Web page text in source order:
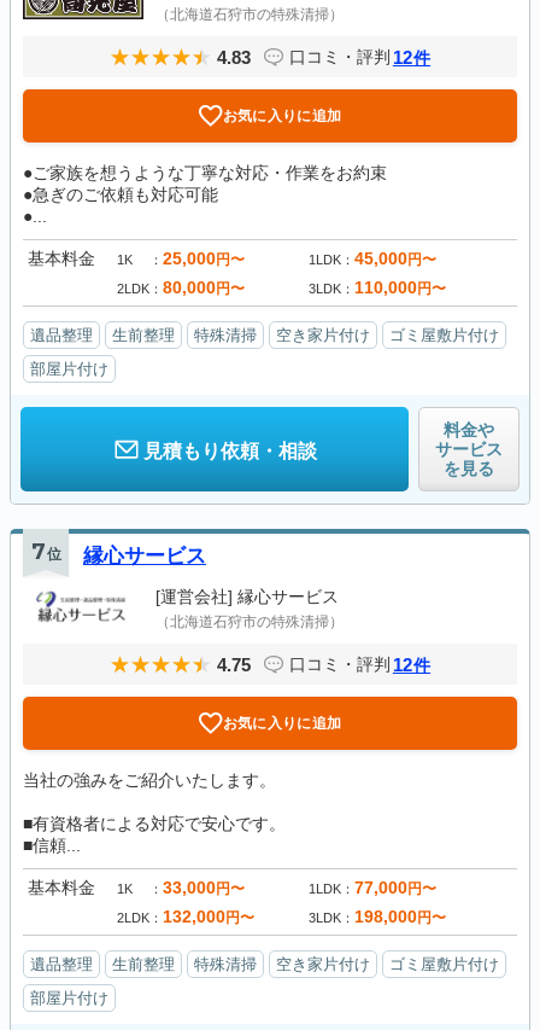
（北海道石狩市の特殊清掃）
4.83 口コミ・評判 12件
お気に入りに追加
●ご家族を想うような丁寧な対応・作業をお約束
●急ぎのご依頼も対応可能
●...
基本料金 1K 25,000円〜 1LDK 45,000円〜
2LDK 80,000円〜 3LDK 110,000円〜
遺品整理 生前整理 特殊清掃 空き家片付け
ゴミ屋敷片付け
部屋片付け
見積もり依頼・相談
料金や
サービス
を見る
7位 縁心サービス
[運営会社] 縁心サービス
（北海道石狩市の特殊清掃）
4.75 口コミ・評判 12件
お気に入りに追加
当社の強みをご紹介いたします。
■有資格者による対応で安心です。
■信頼...
基本料金 1K 33,000円〜 1LDK 77,000円〜
2LDK 132,000円〜 3LDK 198,000円〜
遺品整理 生前整理 特殊清掃 空き家片付け
ゴミ屋敷片付け
部屋片付け